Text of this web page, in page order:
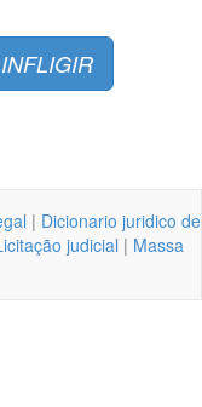
INFLIGIR
| Dicionario juridico de
judicial | Massa